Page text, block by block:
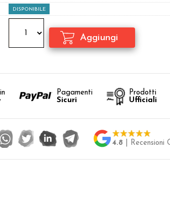
DISPONIBILE
Pagamenti
Sicuri
Prodotti
Ufficiali
4.8 | Recensioni